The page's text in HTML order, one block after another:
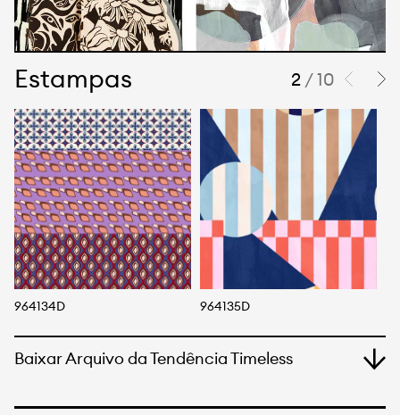
Estampas 2 / 10
964134D 964135D
Baixar Arquivo da Tendência Timeless